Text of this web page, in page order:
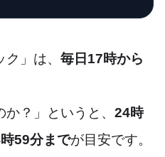
」は、 毎日17時から
？」というと、 24時
59分までが目安です。